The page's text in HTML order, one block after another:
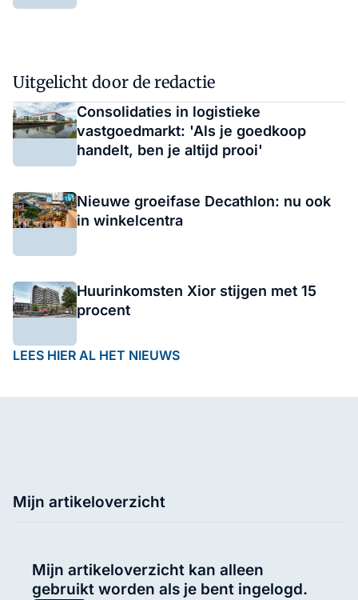
Uitgelicht door de redactie
Consolidaties in logistieke
vastgoedmarkt: 'Als je goedkoop
handelt, ben je altijd prooi'
Nieuwe groeifase Decathlon: nu ook
in winkelcentra
Huurinkomsten Xior stijgen met 15
procent
LEES HIER AL HET NIEUWS
Mijn artikeloverzicht
Mijn artikeloverzicht kan alleen
gebruikt worden als je bent ingelogd.